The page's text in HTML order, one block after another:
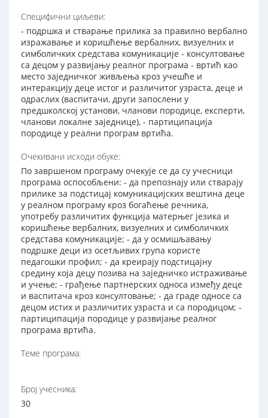
Специфични циљеви:
- подршка и стварање прилика за правилно вербално
изражавање и коришћење вербалних, визуелних и
симболичких средстава комуникације - консултовање
са децом у развијању реалног програма - вртић као
место заједничког живљења кроз учешће и
интеракцију деце истог и различитог узраста, деце и
одраслих (васпитачи, други запослени у
предшколској установи, чланови породице, експерти,
чланови локалне заједнице), - партиципација
породице у реални програм вртића.
Очекивани исходи обуке:
По завршеном програму очекује се да су учесници
програма оспособљени: - да препознају или стварају
прилике за подстицај комуникацијских вештина деце
у реалном програму кроз богаћење речника,
употребу различитих функција матерњег језика и
коришћење вербалних, визуелних и симболичких
средстава комуникације; - да у осмишљавању
подршке деци из осетљивих група користе
педагошки профил; - да креирају подстицајну
средину која децу позива на заједничко истраживање
и учење; - грађење партнерских односа између деце
и васпитача кроз консултовање; - да граде односе са
децом истих и различитих узраста и са породицом; -
партиципација породице у развијање реалног
програма вртића.
Теме програма:
Број учесника:
30